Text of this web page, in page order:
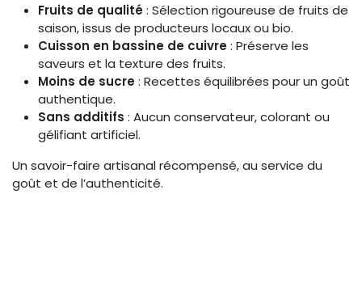
Fruits de qualité: Sélection rigoureuse de fruits de
saison, issus de producteurs locaux ou bio.
Cuisson en bassine de cuivre: Préserve les
saveurs et la texture des fruits.
Moins de sucre: Recettes équilibrées pour un goût
authentique.
Sans additifs : Aucun conservateur, colorant ou
gélifiant artificiel.
Un savoir-faire artisanal récompensé, au service du
goût et de l’authenticité.